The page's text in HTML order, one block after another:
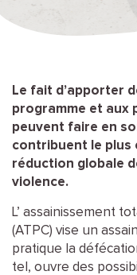
Le fait d’apporter
programme et aux
peuvent faire en
contribuent le plus
réduction globale
violence.
L’ assainissement
(ATPC) vise un
pratique la
tel, ouvre des